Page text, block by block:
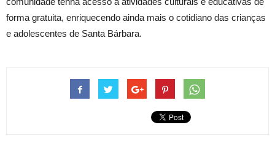
forma gratuita, enriquecendo ainda mais o cotidiano das crianças
e adolescentes de Santa Bárbara.